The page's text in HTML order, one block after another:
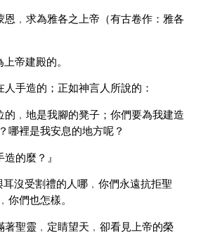
恩﹐求為雅各之上帝（有古卷作：雅各
帝建殿的。
手造的；正如神言人所說的：
的﹐地是我腳的凳子；你們要為我建造
哪裡是我安息的地方呢？
的麼？』
耳沒受割禮的人哪﹐你們永遠抗拒聖
你們也怎樣。
著聖靈﹐定睛望天﹐卻看見上帝的榮